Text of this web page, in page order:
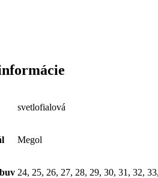
svetlofialová
Megol
24, 25, 26, 27, 28, 29, 30, 31, 32,